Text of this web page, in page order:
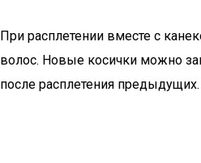
При расплетении вместе с
волос. Новые косички можно
после расплетения предыдущих.